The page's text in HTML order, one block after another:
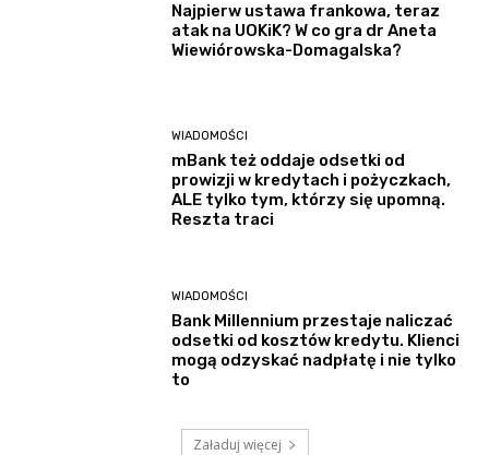
Najpierw ustawa frankowa, teraz
atak na UOKiK? W co gra dr Aneta
Wiewiórowska-Domagalska?
WIADOMOŚCI
mBank też oddaje odsetki od
prowizji w kredytach i pożyczkach,
ALE tylko tym, którzy się upomną.
Reszta traci
WIADOMOŚCI
Bank Millennium przestaje naliczać
odsetki od kosztów kredytu. Klienci
mogą odzyskać nadpłatę i nie tylko
to
Załaduj więcej